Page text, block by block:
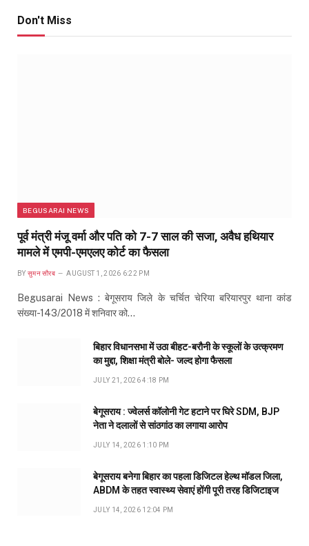
Don't Miss
BEGUSARAI NEWS
पूर्व मंत्री मंजू वर्मा और पति को 7-7 साल की सजा, अवैध हथियार
मामले में एमपी-एमएलए कोर्ट का फैसला
BY सुमन सौरब AUGUST 1, 2026 6:22 PM
Begusarai News : बेगूसराय जिले के चर्चित चेरिया बरियारपुर थाना कांड
संख्या-143/2018 में शनिवार को…
बिहार विधानसभा में उठा बीहट-बरौनी के स्कूलों के उत्क्रमण
का मुद्दा, शिक्षा मंत्री बोले- जल्द होगा फैसला
JULY 21, 2026 4:18 PM
बेगूसराय : ज्वेलर्स कॉलोनी गेट हटाने पर घिरे SDM, BJP
नेता ने दलालों से सांठगांठ का लगाया आरोप
JULY 14, 2026 1:10 PM
बेगूसराय बनेगा बिहार का पहला डिजिटल हेल्थ मॉडल जिला,
ABDM के तहत स्वास्थ्य सेवाएं होंगी पूरी तरह डिजिटाइज
JULY 14, 2026 12:04 PM